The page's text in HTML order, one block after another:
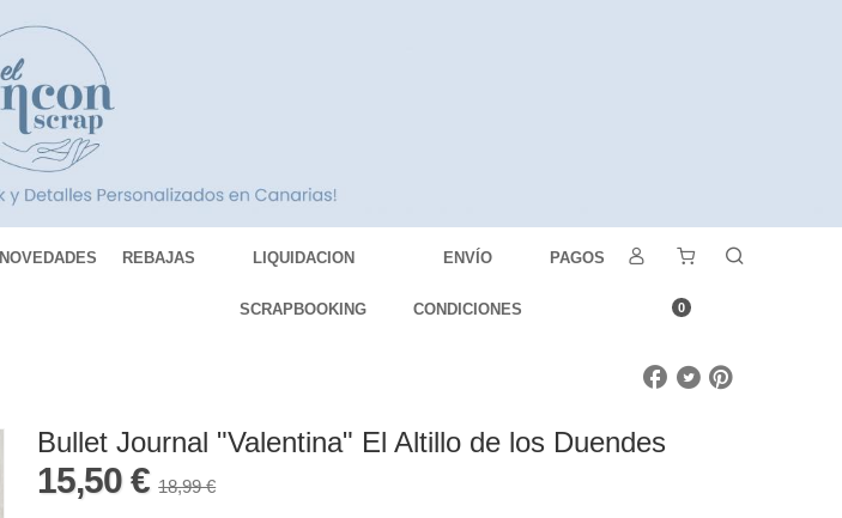
NOVEDADES REBAJAS LIQUIDACION
SCRAPBOOKING
ENVÍO
CONDICIONES
PAGOS
0
Bullet Journal "Valentina" El Altillo de los Duendes
15,50 €18,99 €